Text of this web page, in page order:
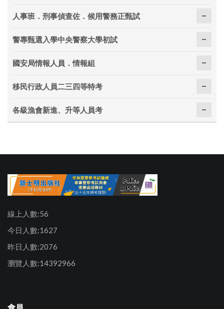
人事班．刑事偵查佐．候用警務正甄試
警專甄選入學中央警察大學初試
國安局情報人員．情報組
移民行政人員二三四等特考
各級漁會新進、升等人員考
線上人數:56
今日人數:1627
昨日人數:2076
瀏覽人數:14392966